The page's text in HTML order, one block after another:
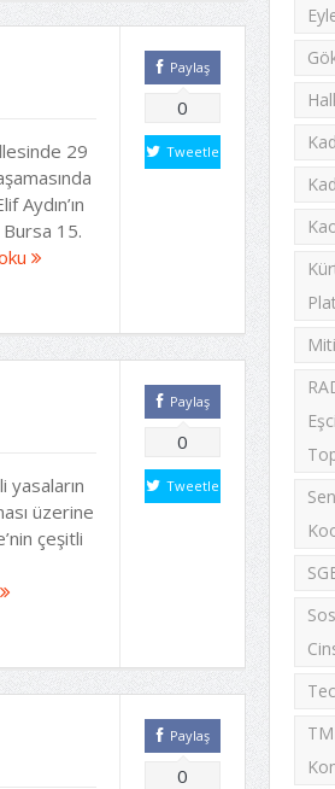
29
Aydın’ın
15.
Paylaş
0
Tweetle
yasaların
üzerine
çeşitli
Paylaş
0
Tweetle
Paylaş
0